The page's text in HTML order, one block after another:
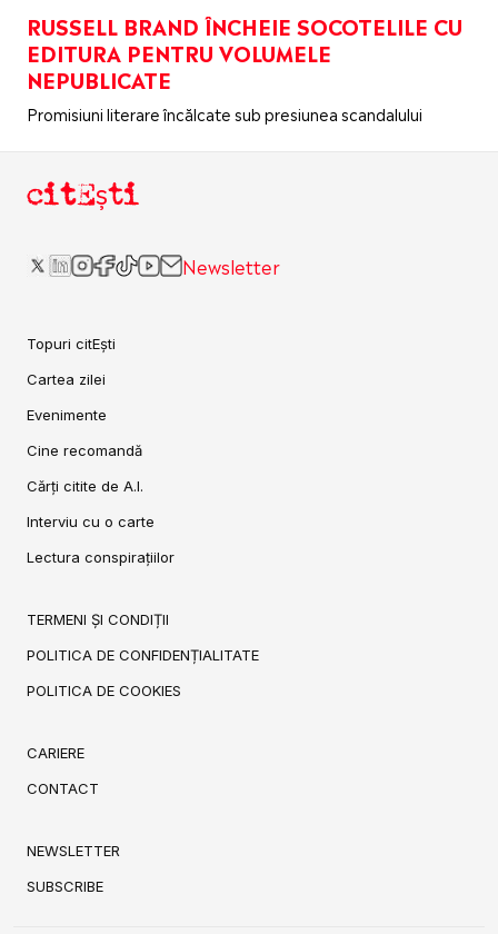
RUSSELL BRAND ÎNCHEIE SOCOTELILE CU
EDITURA PENTRU VOLUMELE
NEPUBLICATE
Promisiuni literare încălcate sub presiunea scandalului
citEști
Newsletter
Topuri citEști
Cartea zilei
Evenimente
Cine recomandă
Cărți citite de A.I.
Interviu cu o carte
Lectura conspirațiilor
TERMENI ȘI CONDIȚII
POLITICA DE CONFIDENȚIALITATE
POLITICA DE COOKIES
CARIERE
CONTACT
NEWSLETTER
SUBSCRIBE